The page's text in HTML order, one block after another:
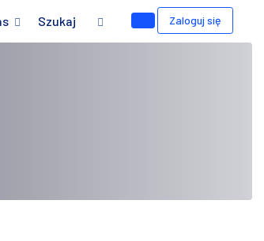
Szukaj Zaloguj się